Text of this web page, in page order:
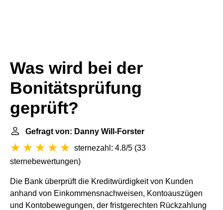
Was wird bei der
Bonitätsprüfung
geprüft?
Gefragt von: Danny Will-Forster
sternezahl: 4.8/5 (33
sternebewertungen)
Die Bank überprüft die Kreditwürdigkeit von Kunden
anhand von Einkommensnachweisen, Kontoauszügen
und Kontobewegungen, der fristgerechten Rückzahlung